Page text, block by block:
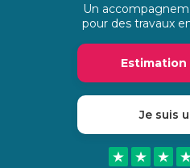
Un
pour des travaux
Je suis